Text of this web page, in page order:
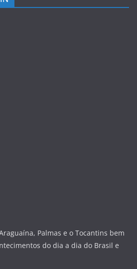
Palmas e o Tocantins bem
do dia a dia do Brasil e